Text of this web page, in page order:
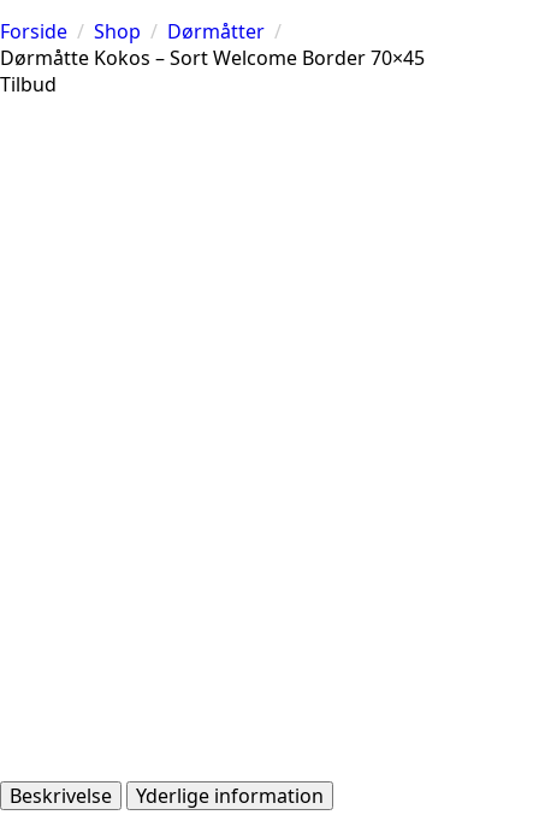
Forside
Shop
Dørmåtter
Dørmåtte Kokos – Sort Welcome Border 70×45
Tilbud
Beskrivelse Yderlige information